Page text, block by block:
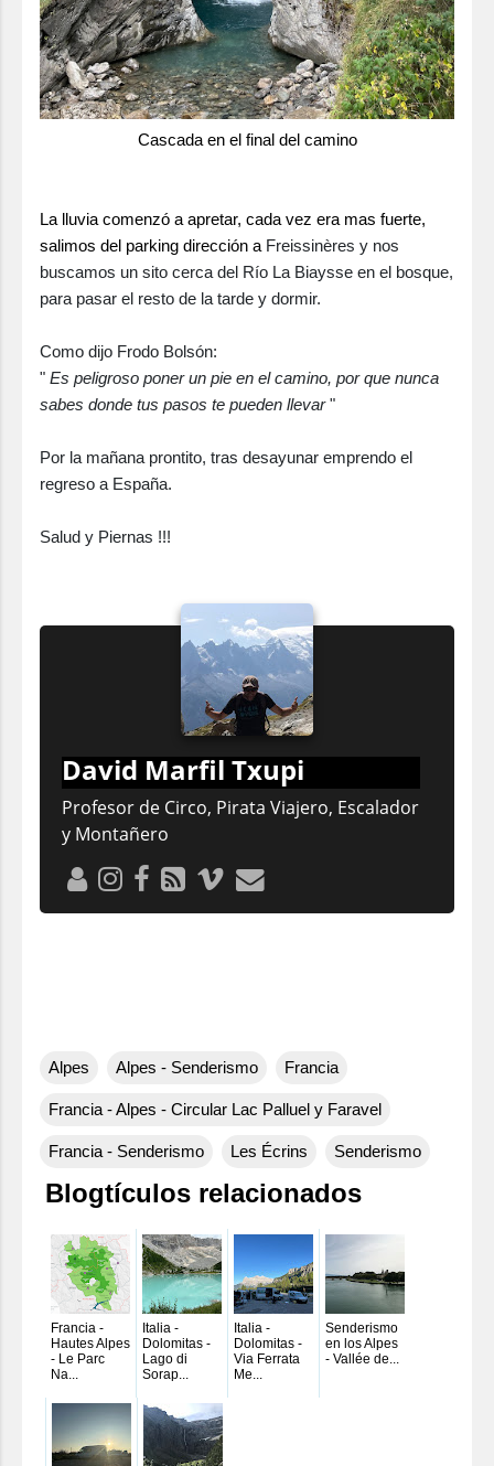
Cascada en el final del camino
La lluvia comenzó a apretar, cada vez era mas fuerte,
salimos del parking dirección a Freissinères y nos
buscamos un sito cerca del Río La Biaysse en el bosque,
para pasar el resto de la tarde y dormir.
Como dijo Frodo Bolsón:
" Es peligroso poner un pie en el camino, por que nunca
sabes donde tus pasos te pueden llevar"
Por la mañana prontito, tras desayunar emprendo el
regreso a España.
Salud y Piernas !!!
David Marfil Txupi
Profesor de Circo, Pirata Viajero, Escalador
y Montañero
Alpes Alpes - Senderismo Francia
Francia - Alpes - Circular Lac Palluel y Faravel
Francia - Senderismo Les Écrins Senderismo
Blogtículos relacionados
Francia -
Hautes Alpes
- Le Parc
Na...
Italia -
Dolomitas -
Lago di
Sorap...
Italia -
Dolomitas -
Via Ferrata
Me...
Senderismo
en los Alpes
- Vallée de...